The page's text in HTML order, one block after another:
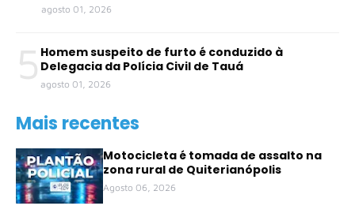
agosto 01, 2026
5 Homem suspeito de furto é conduzido à
Delegacia da Polícia Civil de Tauá
agosto 01, 2026
Mais recentes
Motocicleta é tomada de assalto na
zona rural de Quiterianópolis
Agosto 06, 2026